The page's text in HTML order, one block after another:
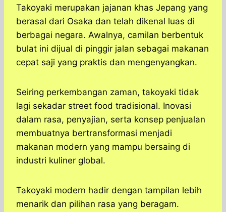
Takoyaki merupakan jajanan khas Jepang yang
berasal dari Osaka dan telah dikenal luas di
berbagai negara. Awalnya, camilan berbentuk
bulat ini dijual di pinggir jalan sebagai makanan
cepat saji yang praktis dan mengenyangkan.
Seiring perkembangan zaman, takoyaki tidak
lagi sekadar street food tradisional. Inovasi
dalam rasa, penyajian, serta konsep penjualan
membuatnya bertransformasi menjadi
makanan modern yang mampu bersaing di
industri kuliner global.
Takoyaki modern hadir dengan tampilan lebih
menarik dan pilihan rasa yang beragam.